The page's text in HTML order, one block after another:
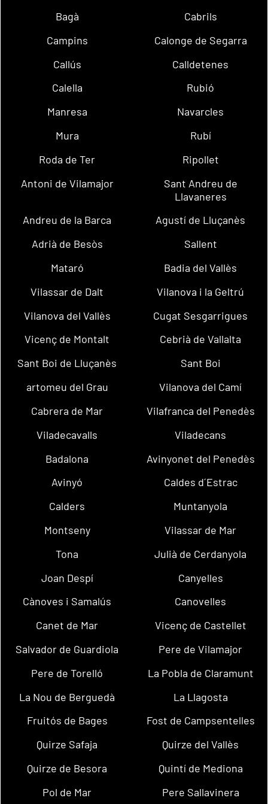
Bagà
Cabrils
Campins
Calonge de Segarra
Callús
Calldetenes
Calella
Rubió
Manresa
Navarcles
Mura
Rubí
Roda de Ter
Ripollet
Antoni de Vilamajor
Sant Andreu de
Llavaneres
Andreu de la Barca
Agustí de Lluçanès
Adrià de Besòs
Sallent
Mataró
Badia del Vallès
Vilassar de Dalt
Vilanova i la Geltrú
Vilanova del Vallès
Cugat Sesgarrigues
Vicenç de Montalt
Cebrià de Vallalta
Sant Boi de Lluçanès
Sant Boi
artomeu del Grau
Vilanova del Camí
Cabrera de Mar
Vilafranca del Penedès
Viladecavalls
Viladecans
Badalona
Avinyonet del Penedès
Avinyó
Caldes d´Estrac
Calders
Muntanyola
Montseny
Vilassar de Mar
Tona
Julià de Cerdanyola
Joan Despí
Canyelles
Cànoves i Samalús
Canovelles
Canet de Mar
Vicenç de Castellet
Salvador de Guardiola
Pere de Vilamajor
Pere de Torelló
La Pobla de Claramunt
La Nou de Berguedà
La Llagosta
Fruitós de Bages
Fost de Campsentelles
Quirze Safaja
Quirze del Vallès
Quirze de Besora
Quintí de Mediona
Pol de Mar
Pere Sallavinera